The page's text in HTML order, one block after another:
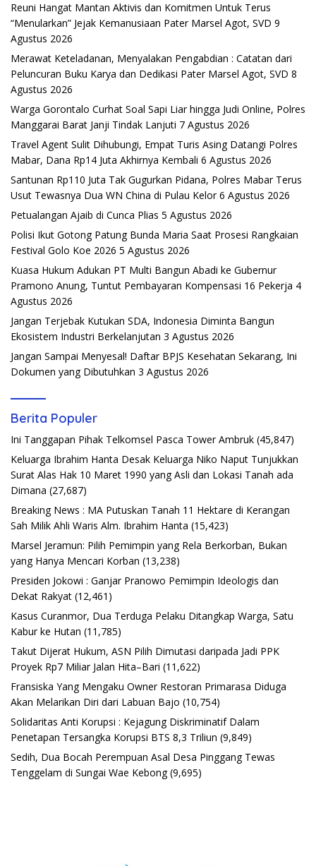
Reuni Hangat Mantan Aktivis dan Komitmen Untuk Terus
“Menularkan” Jejak Kemanusiaan Pater Marsel Agot, SVD 9
Agustus 2026
Merawat Keteladanan, Menyalakan Pengabdian : Catatan dari
Peluncuran Buku Karya dan Dedikasi Pater Marsel Agot, SVD 8
Agustus 2026
Warga Gorontalo Curhat Soal Sapi Liar hingga Judi Online, Polres
Manggarai Barat Janji Tindak Lanjuti 7 Agustus 2026
Travel Agent Sulit Dihubungi, Empat Turis Asing Datangi Polres
Mabar, Dana Rp14 Juta Akhirnya Kembali 6 Agustus 2026
Santunan Rp110 Juta Tak Gugurkan Pidana, Polres Mabar Terus
Usut Tewasnya Dua WN China di Pulau Kelor 6 Agustus 2026
Petualangan Ajaib di Cunca Plias 5 Agustus 2026
Polisi Ikut Gotong Patung Bunda Maria Saat Prosesi Rangkaian
Festival Golo Koe 2026 5 Agustus 2026
Kuasa Hukum Adukan PT Multi Bangun Abadi ke Gubernur
Pramono Anung, Tuntut Pembayaran Kompensasi 16 Pekerja 4
Agustus 2026
Jangan Terjebak Kutukan SDA, Indonesia Diminta Bangun
Ekosistem Industri Berkelanjutan 3 Agustus 2026
Jangan Sampai Menyesal! Daftar BPJS Kesehatan Sekarang, Ini
Dokumen yang Dibutuhkan 3 Agustus 2026
Berita Populer
Ini Tanggapan Pihak Telkomsel Pasca Tower Ambruk (45,847)
Keluarga Ibrahim Hanta Desak Keluarga Niko Naput Tunjukkan
Surat Alas Hak 10 Maret 1990 yang Asli dan Lokasi Tanah ada
Dimana (27,687)
Breaking News : MA Putuskan Tanah 11 Hektare di Kerangan
Sah Milik Ahli Waris Alm. Ibrahim Hanta (15,423)
Marsel Jeramun: Pilih Pemimpin yang Rela Berkorban, Bukan
yang Hanya Mencari Korban (13,238)
Presiden Jokowi : Ganjar Pranowo Pemimpin Ideologis dan
Dekat Rakyat (12,461)
Kasus Curanmor, Dua Terduga Pelaku Ditangkap Warga, Satu
Kabur ke Hutan (11,785)
Takut Dijerat Hukum, ASN Pilih Dimutasi daripada Jadi PPK
Proyek Rp7 Miliar Jalan Hita–Bari (11,622)
Fransiska Yang Mengaku Owner Restoran Primarasa Diduga
Akan Melarikan Diri dari Labuan Bajo (10,754)
Solidaritas Anti Korupsi : Kejagung Diskriminatif Dalam
Penetapan Tersangka Korupsi BTS 8,3 Triliun (9,849)
Sedih, Dua Bocah Perempuan Asal Desa Pinggang Tewas
Tenggelam di Sungai Wae Kebong (9,695)